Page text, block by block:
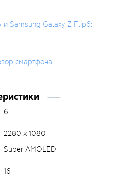
Samsung Galaxy Z Flip6:
смартфона
6
2280 x 1080
Super AMOLED
16